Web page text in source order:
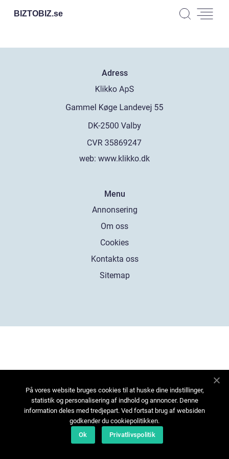
BIZTOBIZ.se
Adress
web: www.klikko.dk
Menu
Annonsering
Om oss
Cookies
Kontakta oss
Sitemap
På vores website bruges cookies til at huske dine indstillinger,
statistik og personalisering af indhold og annoncer. Denne
information deles med tredjepart. Ved fortsat brug af websiden
godkender du cookiepolitikken.
Ok
Privatlivspolitik